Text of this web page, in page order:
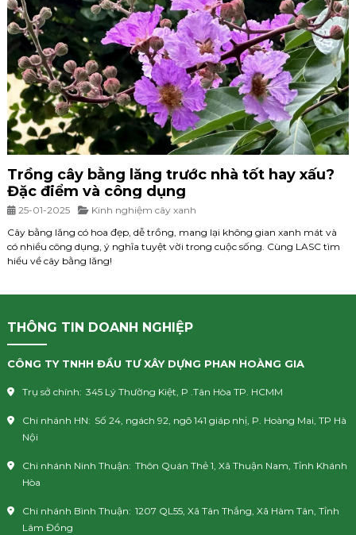
Trồng cây bằng lăng trước nhà tốt hay xấu?
Đặc điểm và công dụng
25-01-2025
Kinh nghiệm cây xanh
Cây bằng lăng có hoa đẹp, dễ trồng, mang lại không gian xanh mát và
có nhiều công dụng, ý nghĩa tuyệt vời trong cuộc sống. Cùng LASC tìm
hiểu về cây bằng lăng!
THÔNG TIN DOANH NGHIỆP
CÔNG TY TNHH ĐẦU TƯ XÂY DỰNG PHAN HOÀNG GIA
Trụ sở chính: 345 Lý Thường Kiệt, P .Tân Hòa TP. HCMM
Chi nhánh HN: Số 24, ngách 92, ngõ 141 giáp nhị, P. Hoàng Mai, TP Hà
Nội
Chi nhánh Ninh Thuận: Thôn Quán Thẻ 1, Xã Thuận Nam, Tỉnh Khánh
Hòa
Chi nhánh Bình Thuận: 1207 QL55, Xã Tân Thắng, Xã Hàm Tân, Tỉnh
Lâm Đồng